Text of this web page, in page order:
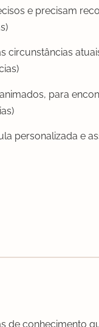
e precisam
circunstâncias
para
personalizada e
de conhecimento